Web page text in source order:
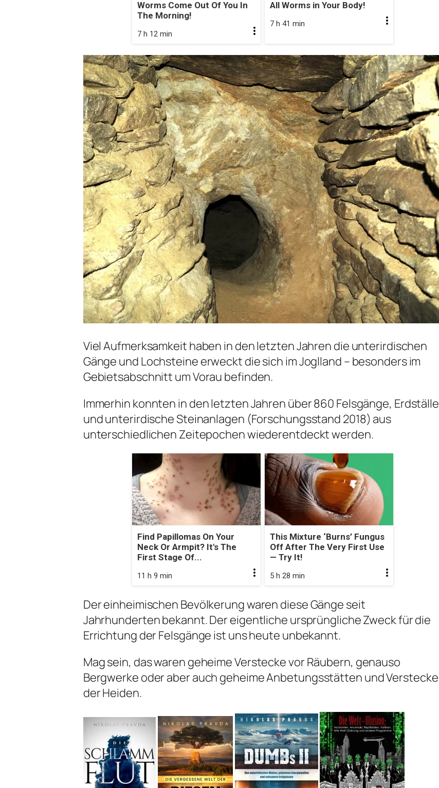
Worms Come Out Of You In
The Morning!
7 h 12 min
All Worms in Your Body!
7 h 41 min
Viel Aufmerksamkeit haben in den letzten Jahren die unterirdischen
Gänge und Lochsteine erweckt die sich im Joglland – besonders im
Gebietsabschnitt um Vorau befinden.
Immerhin konnten in den letzten Jahren über 860 Felsgänge, Erdställe
und unterirdische Steinanlagen (Forschungsstand 2018) aus
unterschiedlichen Zeitepochen wiederentdeckt werden.
Find Papillomas On Your
Neck Or Armpit? It's The
First Stage Of...
11 h 9 min
This Mixture ‘Burns’ Fungus
Off After The Very First Use
— Try It!
5 h 28 min
Der einheimischen Bevölkerung waren diese Gänge seit
Jahrhunderten bekannt. Der eigentliche ursprüngliche Zweck für die
Errichtung der Felsgänge ist uns heute unbekannt.
Mag sein, das waren geheime Verstecke vor Räubern, genauso
Bergwerke oder aber auch geheime Anbetungsstätten und Verstecke
der Heiden.